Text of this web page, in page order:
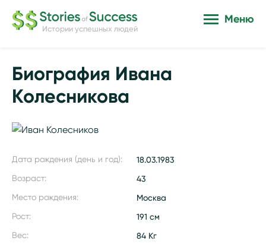
Истории успешных людей
Меню
Биография Ивана
Колесникова
Дата рождения (день и год): 18.03.1983
Возраст: 43
Место рождения: Москва
Рост: 191 см
Вес: 84 Кг